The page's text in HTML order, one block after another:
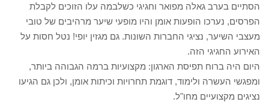
הסתיים בערב גאלה מפואר וחגיגי כשלבמה עלו הזוכים לקבלת
הפרסים, נערכו הופעות אומן והיו מופעי שיער מרהיבים של טובי
מעצבי השיער, נציגי החברות השונות. גם מגזין יופי! נטל חסות על
האירוע החגיגי הזה.
היום היה ברוח תפיסת הארגון: מקצועיות ברמה הגבוהה ביותר,
ומפגשי העשרה ולימוד, דוגמת תחרויות וכיתות אומן, ולכן גם הגיעו
נציגים מקצועיים מחו"ל.